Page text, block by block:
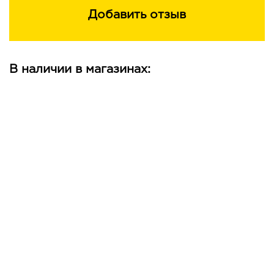
Добавить отзыв
В наличии в магазинах: